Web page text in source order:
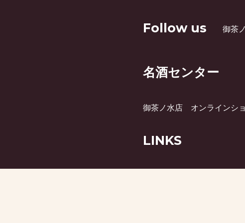
Follow us 御茶
名酒センター
御茶ノ水店 オンラインシ
LINKS